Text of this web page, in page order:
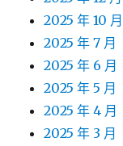
2025 年 10 月
2025 年 7 月
2025 年 6 月
2025 年 5 月
2025 年 4 月
2025 年 3 月